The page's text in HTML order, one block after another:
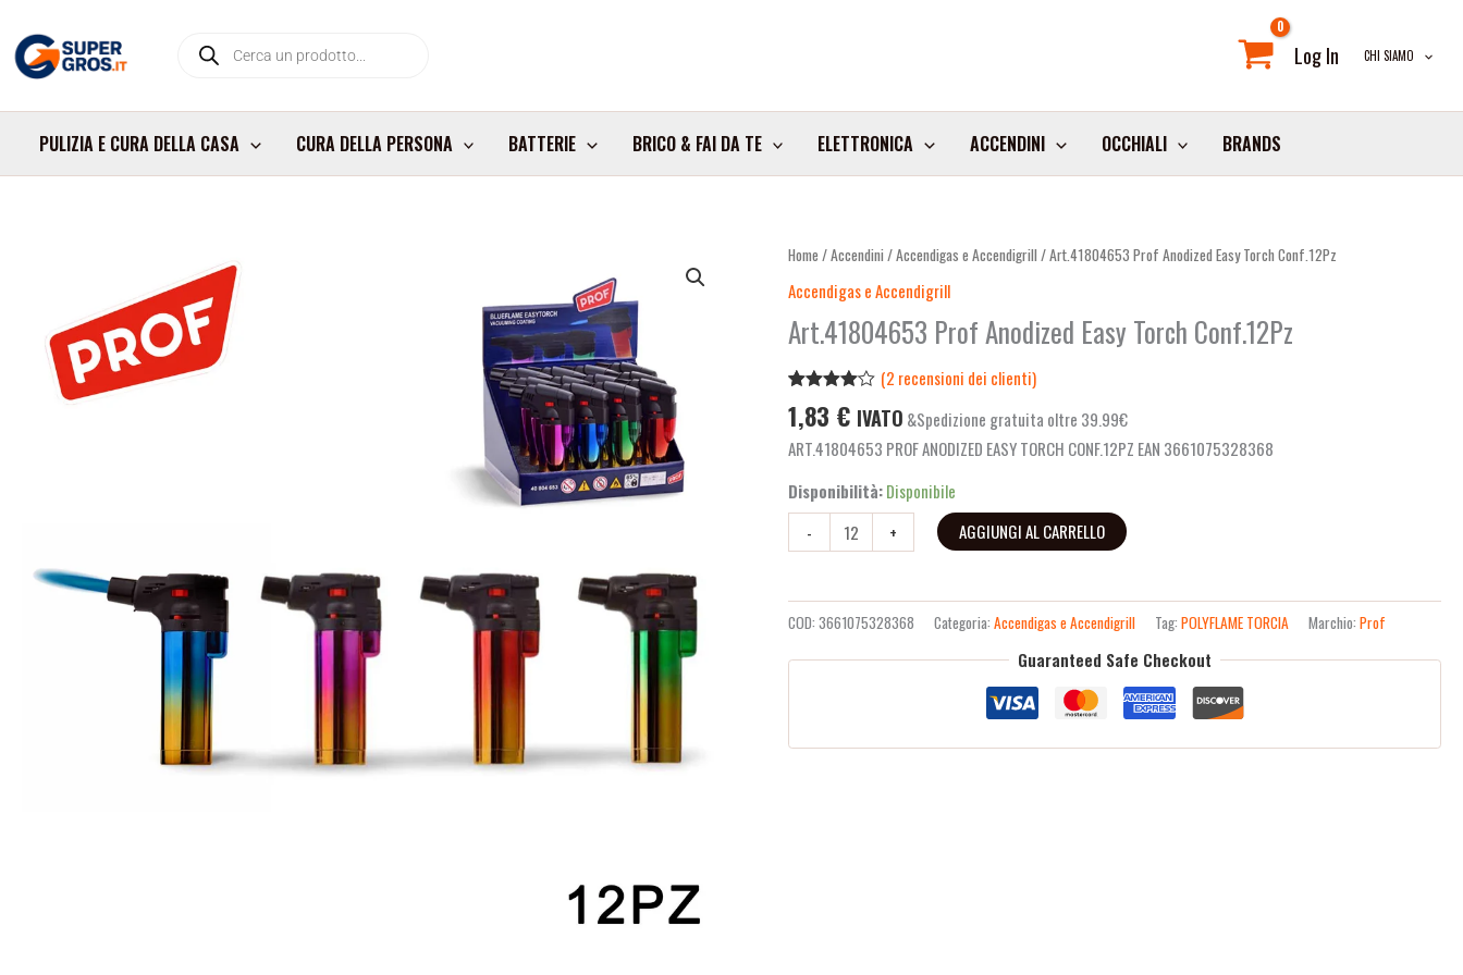
contenuto
search Log In CHI SIAMO
PULIZIA E CURA DELLA CASA CURA DELLA PERSONA BATTERIE BRICO & FAI DA TE ELETTRONICA ACCENDINI OCCHIALI BRANDS
Home /Accendini /Accendigas e Accendigrill / Art.41804653 Prof Anodized Easy Torch Conf.12Pz
Accendigas e Accendigrill
Art.41804653 Prof Anodized Easy Torch Conf.12Pz
4.00su
5 su
base di
(2 recensioni dei clienti)
1,83 € IVATO &Spedizione gratuita oltre 39.99€
ART.41804653 PROF ANODIZED EASY TORCH CONF.12PZ EAN 3661075328368
Disponibilità:Disponibile
-
Art.41804653
Prof
Anodized
Easy
Conf.12Pz
quantità
+ AGGIUNGI AL CARRELLO
COD:3661075328368 Categoria:Accendigas e Accendigrill Tag:POLYFLAME TORCIA Marchio:Prof
Guaranteed Safe Checkout